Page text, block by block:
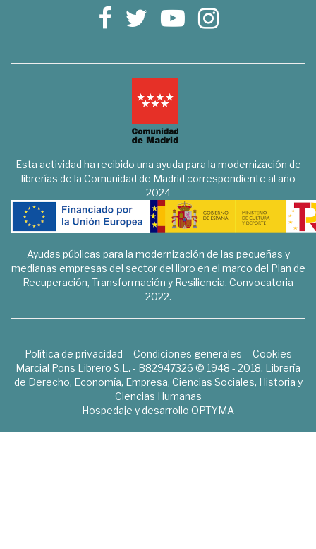
Esta actividad ha recibido una ayuda para la modernización de
librerías de la Comunidad de Madrid correspondiente al año
2024
Ayudas públicas para la modernización de las pequeñas y
medianas empresas del sector del libro en el marco del Plan de
Recuperación, Transformación y Resiliencia. Convocatoria
2022.
Política de privacidad Condiciones generales
Cookies
Marcial Pons Librero S.L. - B82947326 © 1948 - 2018. Librería
de Derecho, Economía, Empresa, Ciencias Sociales, Historia y
Ciencias Humanas
Hospedaje y desarrollo OPTYMA